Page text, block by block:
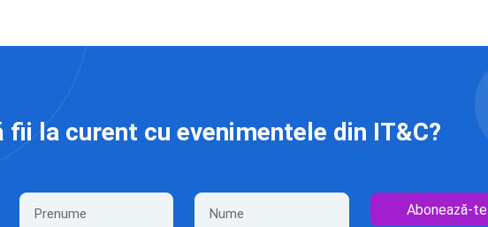
fii la curent cu evenimentele din IT&C?
Abonează-te